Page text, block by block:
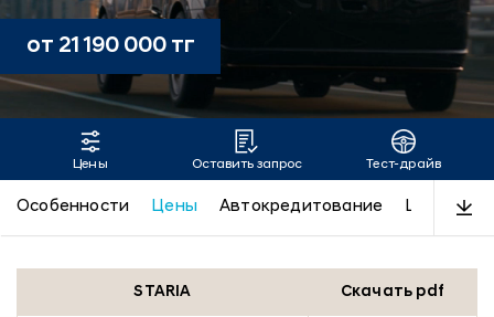
STARIA
от 21 190 000 тг
Цены Оставить запрос Тест-драйв
Особенности Цены Автокредитование LUXE
STARIA Скачать pdf